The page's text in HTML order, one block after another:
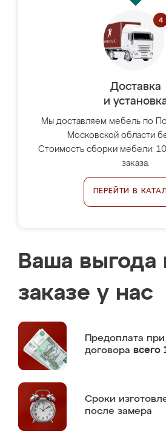
Доставка
и
Мы доставляем мебель по
Московской области
Стоимость сборки мебели:
заказа.
ПЕРЕЙТИ В
Ваша выгода
заказе у нас
Предоплата
договора всего
Сроки
после замера